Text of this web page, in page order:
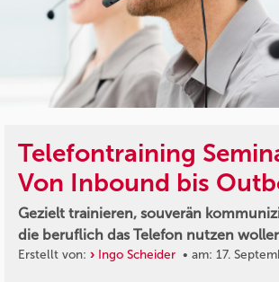
Telefontraining
Von Inbound bis
Gezielt trainieren, souverän
die beruflich das Telefon nutzen
Erstellt von: Ingo Scheider • am: 17.